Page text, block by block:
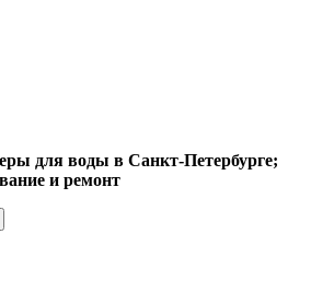
для воды в Санкт-Петербурге;
и ремонт